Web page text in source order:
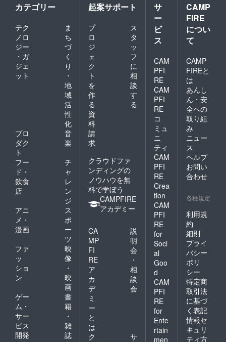
カテゴリー
テク
ノロ
ジー
・ガ
ジェ
ット
ま
ち
づ
く
り
・
地
域
活
性
化
プロ
ダク
ト
音
楽
フー
ド・
飲食
店
チ
ャ
レ
ン
ジ
アニ
メ・
漫画
ス
ポ
ー
ツ
ファ
ッ
ショ
ン
映
像
・
映
画
ゲー
ム・
サー
ビス
開発
書
籍
・
雑
誌
起案サポート
プ
ロ
ジ
ェ
ク
ト
を
作
る
ス
タ
ッ
フ
に
相
談
す
る
資
料
請
求
クラウドファ
ンディングの
ノウハウを無
料で学ぼう
CAMPFIRE
アカデミー
CA
MP
FI
RE
ア
カ
デ
ミ
ー
と
は
説
明
会
・
相
談
会
ク
サ
サ
ー
ビ
ス
CAM
PFI
RE
CAM
PFI
RE
コ
ミュ
ニ
ティ
CAM
PFI
RE
Crea
tion
CAM
PFI
RE
for
Soci
al
Goo
d
CAM
PFI
RE
for
Ente
rtain
men
CAMP
FIRE
につい
て
CAMP
FIREと
は
あんし
ん・安
全への
取り組
み
ニュー
ス
ヘルプ
お問い
合わせ
各種規定
利用規
約
細則
プライ
バシー
ポリ
シー
特定商
取引法
に基づ
く表記
情報セ
キュリ
ティ方